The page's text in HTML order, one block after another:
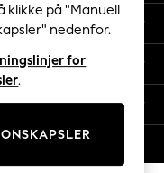
på "Manuell
nedenfor.
for
.